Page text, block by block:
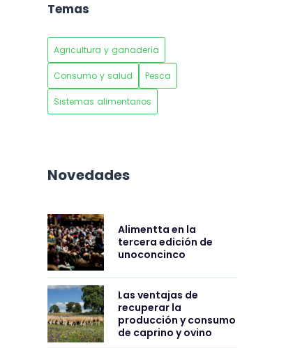
Temas
Agricultura y ganadería
Consumo y salud Pesca
Sistemas alimentarios
Novedades
Alimentta en la
tercera edición de
unoconcinco
Las ventajas de
recuperar la
producción y consumo
de caprino y ovino